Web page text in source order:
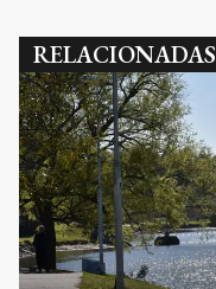
RELACIONADAS